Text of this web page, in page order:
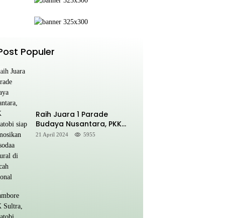
Populer
Raih Juara 1 Parade
Budaya Nusantara, PKK
Wakatobi siap Promosikan
21 April 2024 5955